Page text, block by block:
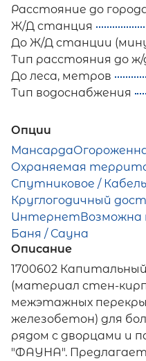
Расстояние до
Ж/Д станция
До Ж/Д станции
Тип расстояния до ж/
До леса, метров
Тип водоснабжения
Опции
Мансарда
Охраняемая
Спутниковое /
Круглогодичный
ИнтернетВозможна
Баня / Сауна
Описание
1700602
(материал стен-
межэтажных
железобетон) для
рядом с дворцами и
"ФАУНА".